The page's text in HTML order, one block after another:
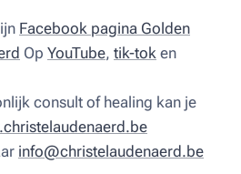
Facebook pagina Golden
Op YouTube, tik-tok en
consult of healing kan je
info@christelaudenaerd.be